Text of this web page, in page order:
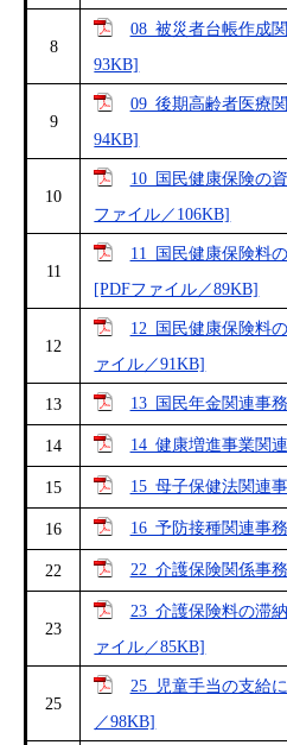
8
08_被災者台帳作成
93KB]
9
09_後期高齢者医療
94KB]
10
10_国民健康保険の
ファイル／106KB]
11
11_国民健康保険料
[PDFファイル／89KB]
12
12_国民健康保険料
ァイル／91KB]
13 13_国民年金関連事
14 14_健康増進事業関
15 15_母子保健法関連
16 16_予防接種関連事
22 22_介護保険関係事
23
23_介護保険料の滞
ァイル／85KB]
25
25_児童手当の支給
／98KB]